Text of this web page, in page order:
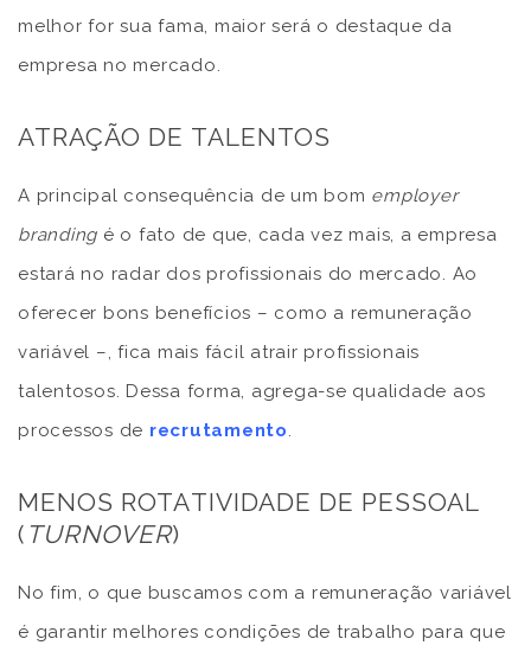
melhor for sua fama, maior será o destaque da
empresa no mercado.
ATRAÇÃO DE TALENTOS
A principal consequência de um bom employer
branding é o fato de que, cada vez mais, a empresa
estará no radar dos profissionais do mercado. Ao
oferecer bons benefícios – como a remuneração
variável –, fica mais fácil atrair profissionais
talentosos. Dessa forma, agrega-se qualidade aos
processos de recrutamento.
MENOS ROTATIVIDADE DE PESSOAL
( TURNOVER)
No fim, o que buscamos com a remuneração variável
é garantir melhores condições de trabalho para que